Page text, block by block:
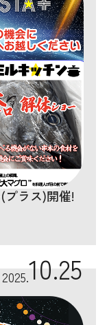
ラス)開催!
2025.10.25